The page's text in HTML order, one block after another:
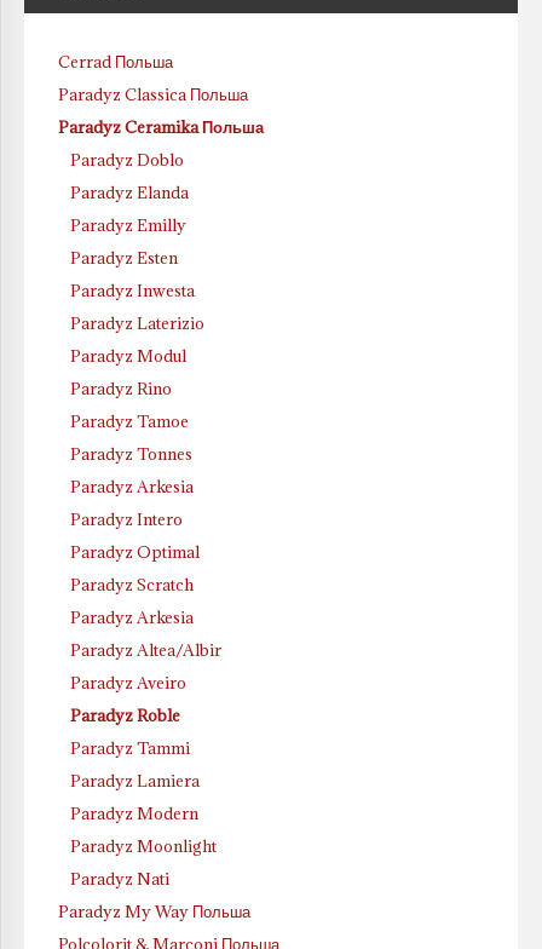
Cerrad Польша
Paradyz Classica Польша
Paradyz Ceramika Польша
Paradyz Doblo
Paradyz Elanda
Paradyz Emilly
Paradyz Esten
Paradyz Inwesta
Paradyz Laterizio
Paradyz Modul
Paradyz Rino
Paradyz Tamoe
Paradyz Tonnes
Paradyz Arkesia
Paradyz Intero
Paradyz Optimal
Paradyz Scratch
Paradyz Arkesia
Paradyz Altea/Albir
Paradyz Aveiro
Paradyz Roble
Paradyz Tammi
Paradyz Lamiera
Paradyz Modern
Paradyz Moonlight
Paradyz Nati
Paradyz My Way Польша
Polcolorit & Marconi Польша